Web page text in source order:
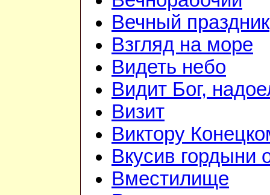
Вечный праздник
Взгляд на море
Видеть небо
Видит Бог,
Визит
Виктору
Вкусив гордыни
Вместилище